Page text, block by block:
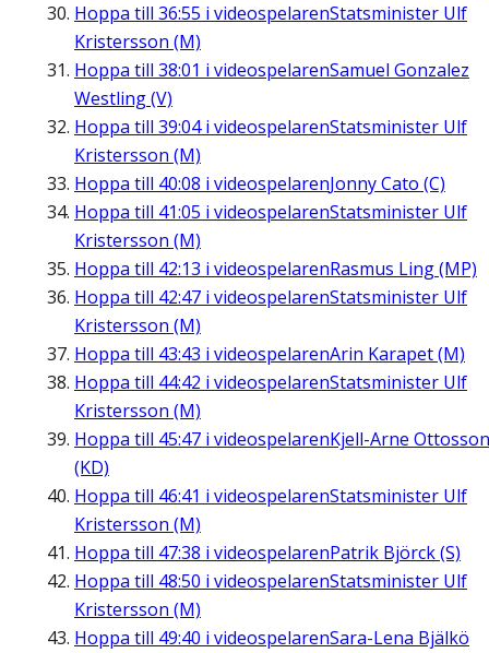
Hoppa till 36:55 i videospelarenStatsminister Ulf
Kristersson (M)
Hoppa till 38:01 i videospelarenSamuel Gonzalez
Westling (V)
Hoppa till 39:04i videospelarenStatsminister Ulf
Kristersson (M)
Hoppa till 40:08 i videospelarenJonny Cato (C)
Hoppa till 41:05 i videospelarenStatsminister Ulf
Kristersson (M)
Hoppa till 42:13 i videospelarenRasmus Ling (MP)
Hoppa till 42:47 i videospelarenStatsminister Ulf
Kristersson (M)
Hoppa till 43:43 i videospelarenArin Karapet (M)
Hoppa till 44:42 i videospelarenStatsminister Ulf
Kristersson (M)
Hoppa till 45:47 i videospelarenKjell-Arne Ottosson
(KD)
Hoppa till 46:41 i videospelarenStatsminister Ulf
Kristersson (M)
Hoppa till 47:38 i videospelarenPatrik Björck (S)
Hoppa till 48:50 i videospelarenStatsminister Ulf
Kristersson (M)
Hoppa till 49:40 i videospelarenSara-Lena Bjälkö